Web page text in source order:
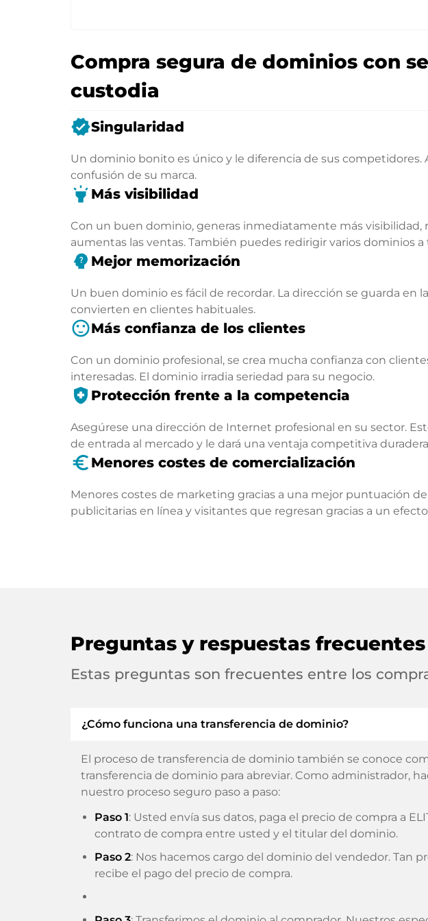
Compra segura de dominios con
custodia
verifiedSingularidad
Un dominio bonito es único y le diferencia de sus competidores.
confusión de su marca.
highlight Más visibilidad
Con un buen dominio, generas inmediatamente más visibilidad,
aumentas las ventas. También puedes redirigir varios dominios
psychology_alt Mejor memorización
Un buen dominio es fácil de recordar. La dirección se guarda en
convierten en clientes habituales.
sentiment_satisfiedMás confianza de los clientes
Con un dominio profesional, se crea mucha confianza con
interesadas. El dominio irradia seriedad para su negocio.
health_and_safety Protección frente a la competencia
Asegúrese una dirección de Internet profesional en su sector.
de entrada al mercado y le dará una ventaja competitiva
euro_symbol Menores costes de comercialización
Menores costes de marketing gracias a una mejor puntuación
publicitarias en línea y visitantes que regresan gracias a un
Preguntas y respuestas
Estas preguntas son frecuentes entre los
¿Cómo funciona una transferencia de dominio?
El proceso de transferencia de dominio también se conoce
transferencia de dominio para abreviar. Como administrador,
nuestro proceso seguro paso a paso:
Paso 1: Usted envía sus datos, paga el precio de compra a
contrato de compra entre usted y el titular del dominio.
Paso 2: Nos hacemos cargo del dominio del vendedor. Tan
recibe el pago del precio de compra.